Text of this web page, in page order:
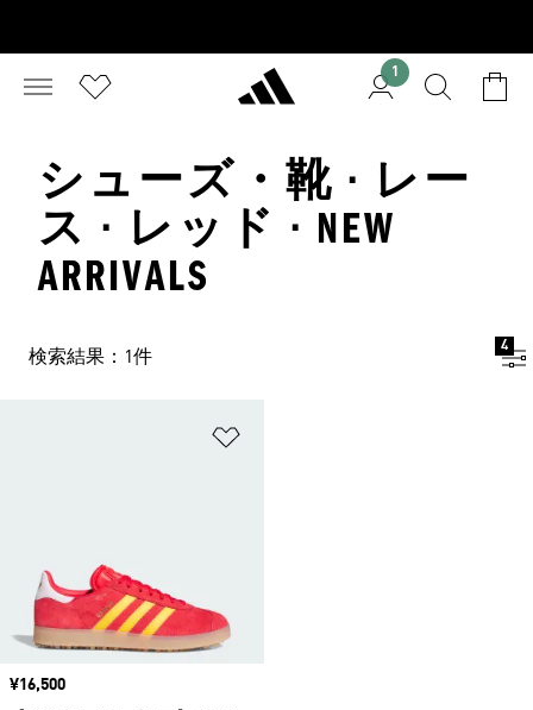
1
シューズ・靴 · レー
ス · レッド · NEW
ARRIVALS
検索結果：1件
4
価格
¥16,500